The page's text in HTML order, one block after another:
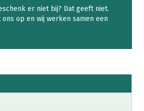
er niet bij? Dat geeft niet.
op en wij werken samen een